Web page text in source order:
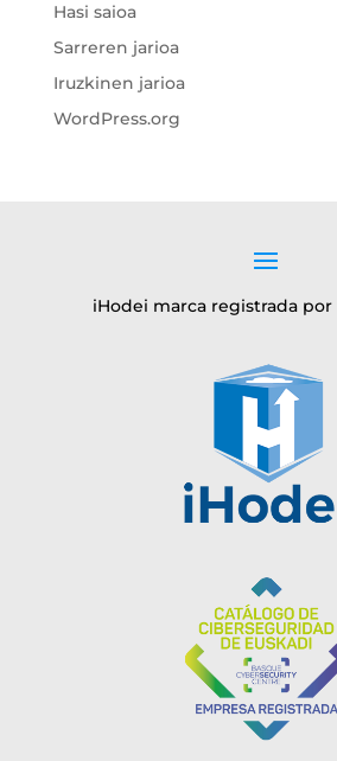
Hasi saioa
Sarreren jarioa
Iruzkinen jarioa
WordPress.org
iHodei marca registrada por